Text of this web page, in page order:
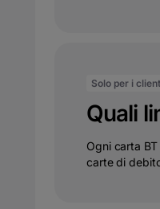
Solo per i
Quali
Ogni carta
carte di